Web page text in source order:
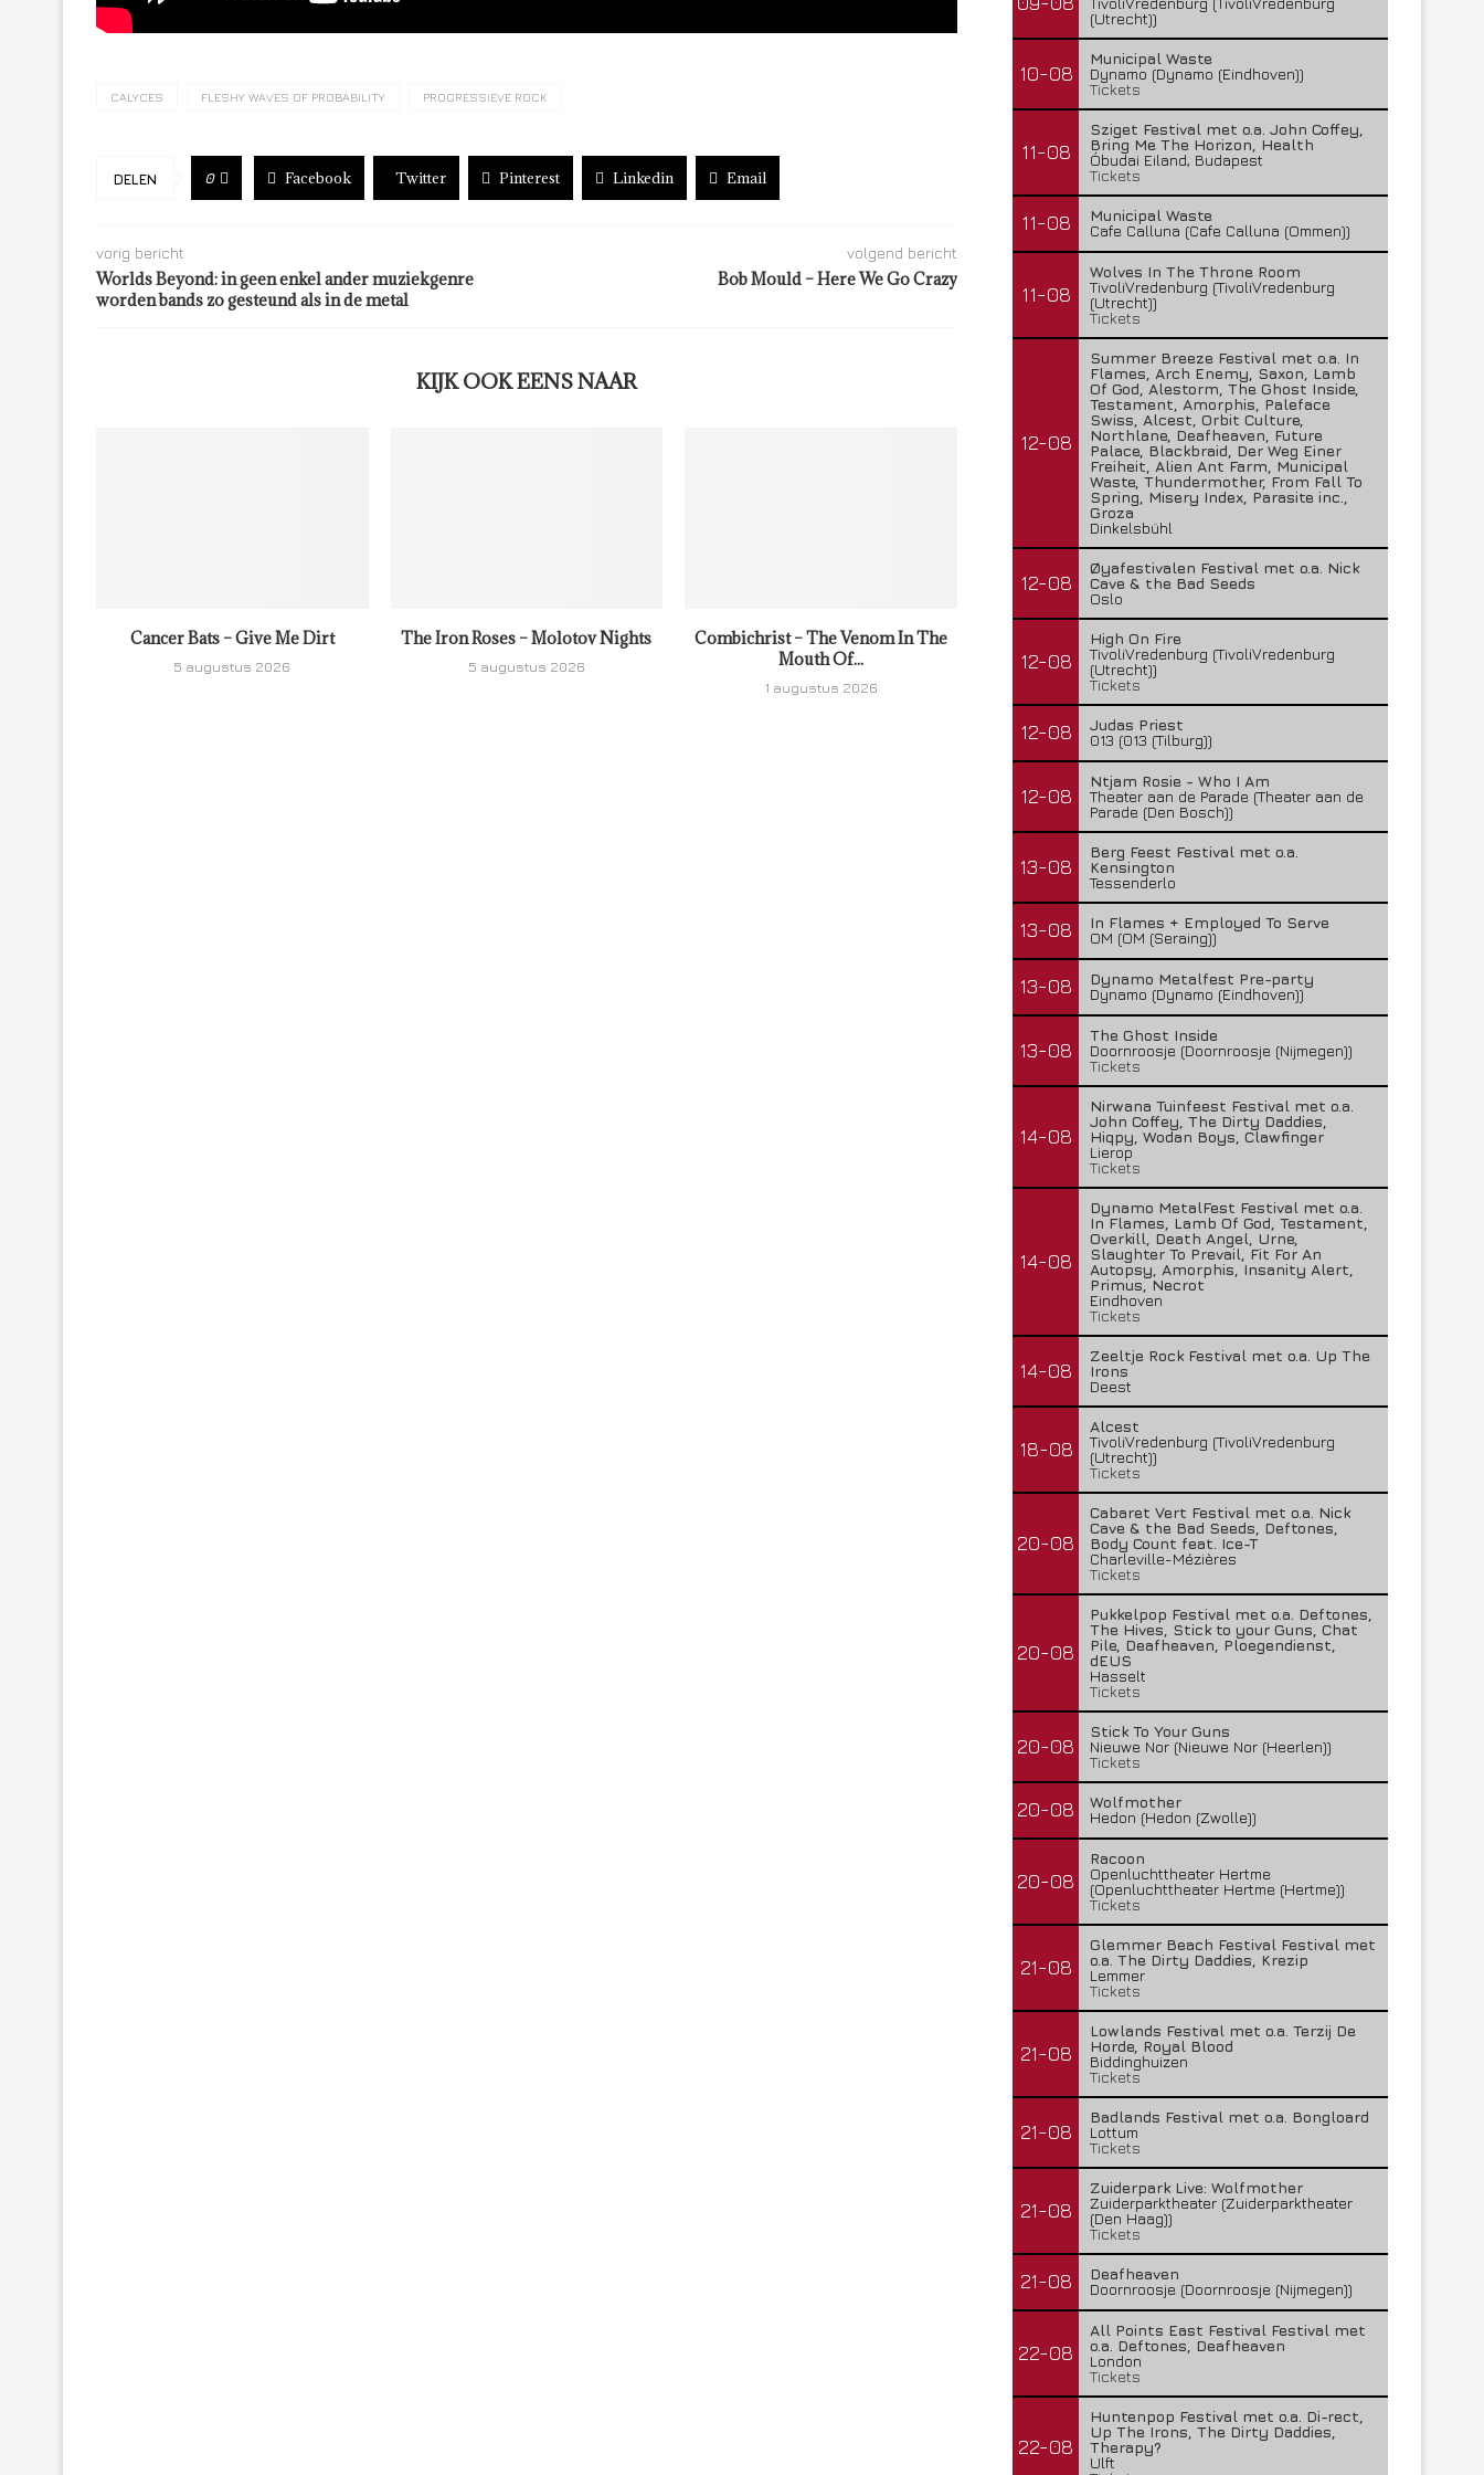
CALYCES FLESHY WAVES OF PROBABILITY PROGRESSIEVE ROCK
DELEN 0 Facebook Twitter Pinterest Linkedin Email
vorig bericht
Worlds Beyond: in geen enkel ander muziekgenre
worden bands zo gesteund als in de metal
volgend bericht
Bob Mould – Here We Go Crazy
KIJK OOK EENS NAAR
Cancer Bats – Give Me Dirt
5 augustus 2026
The Iron Roses – Molotov Nights
5 augustus 2026
Combichrist – The Venom In The
Mouth Of...
1 augustus 2026
(Utrecht))
10-08
Municipal Waste
Dynamo (Dynamo (Eindhoven))
Tickets
11-08
Sziget Festival met o.a. John Coffey,
Bring Me The Horizon, Health
Óbudai Eiland, Budapest
Tickets
11-08
Municipal Waste
Cafe Calluna (Cafe Calluna (Ommen))
11-08
Wolves In The Throne Room
TivoliVredenburg (TivoliVredenburg
(Utrecht))
Tickets
12-08
Summer Breeze Festival met o.a. In
Flames, Arch Enemy, Saxon, Lamb
Of God, Alestorm, The Ghost Inside,
Testament, Amorphis, Paleface
Swiss, Alcest, Orbit Culture,
Northlane, Deafheaven, Future
Palace, Blackbraid, Der Weg Einer
Freiheit, Alien Ant Farm, Municipal
Waste, Thundermother, From Fall To
Spring, Misery Index, Parasite inc.,
Groza
Dinkelsbühl
12-08
Øyafestivalen Festival met o.a. Nick
Cave & the Bad Seeds
Oslo
12-08
High On Fire
TivoliVredenburg (TivoliVredenburg
(Utrecht))
Tickets
12-08
Judas Priest
013 (013 (Tilburg))
12-08
Ntjam Rosie - Who I Am
Theater aan de Parade (Theater aan de
Parade (Den Bosch))
13-08
Berg Feest Festival met o.a.
Kensington
Tessenderlo
13-08
In Flames + Employed To Serve
OM (OM (Seraing))
13-08
Dynamo Metalfest Pre-party
Dynamo (Dynamo (Eindhoven))
13-08
The Ghost Inside
Doornroosje (Doornroosje (Nijmegen))
Tickets
14-08
Nirwana Tuinfeest Festival met o.a.
John Coffey, The Dirty Daddies,
Hiqpy, Wodan Boys, Clawfinger
Lierop
Tickets
14-08
Dynamo MetalFest Festival met o.a.
In Flames, Lamb Of God, Testament,
Overkill, Death Angel, Urne,
Slaughter To Prevail, Fit For An
Autopsy, Amorphis, Insanity Alert,
Primus, Necrot
Eindhoven
Tickets
14-08
Zeeltje Rock Festival met o.a. Up The
Irons
Deest
18-08
Alcest
TivoliVredenburg (TivoliVredenburg
(Utrecht))
Tickets
20-08
Cabaret Vert Festival met o.a. Nick
Cave & the Bad Seeds, Deftones,
Body Count feat. Ice-T
Charleville-Mézières
Tickets
20-08
Pukkelpop Festival met o.a. Deftones,
The Hives, Stick to your Guns, Chat
Pile, Deafheaven, Ploegendienst,
dEUS
Hasselt
Tickets
20-08
Stick To Your Guns
Nieuwe Nor (Nieuwe Nor (Heerlen))
Tickets
20-08
Wolfmother
Hedon (Hedon (Zwolle))
20-08
Racoon
Openluchttheater Hertme
(Openluchttheater Hertme (Hertme))
Tickets
21-08
Glemmer Beach Festival Festival met
o.a. The Dirty Daddies, Krezip
Lemmer
Tickets
21-08
Lowlands Festival met o.a. Terzij De
Horde, Royal Blood
Biddinghuizen
Tickets
21-08
Badlands Festival met o.a. Bongloard
Lottum
Tickets
21-08
Zuiderpark Live: Wolfmother
Zuiderparktheater (Zuiderparktheater
(Den Haag))
Tickets
21-08
Deafheaven
Doornroosje (Doornroosje (Nijmegen))
22-08
All Points East Festival Festival met
o.a. Deftones, Deafheaven
London
Tickets
22-08
Huntenpop Festival met o.a. Di-rect,
Up The Irons, The Dirty Daddies,
Therapy?
Ulft